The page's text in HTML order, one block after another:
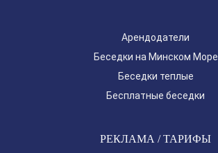
Арендодатели
Беседки на Минском Море
Беседки теплые
Бесплатные беседки
РЕКЛАМА / ТАРИФЫ